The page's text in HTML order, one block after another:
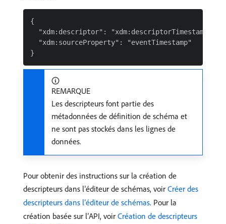
{
  "xdm:descriptor": "xdm:descriptorTimestamp",
  "xdm:sourceProperty": "eventTimestamp"
REMARQUE
Les descripteurs font partie des
métadonnées de définition de schéma et
ne sont pas stockés dans les lignes de
données.
Pour obtenir des instructions sur la création de
descripteurs dans l’éditeur de schémas, voir Créer des
descripteurs dans l’éditeur de schémas. Pour la
création basée sur l’API, voir Création de descripteurs